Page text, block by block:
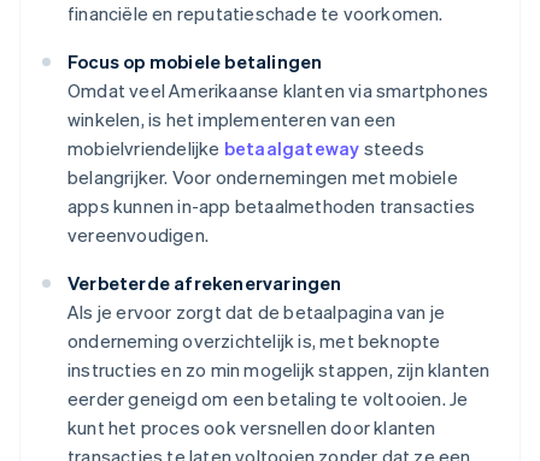
financiële en reputatieschade te voorkomen.
Focus op mobiele betalingen
Omdat veel Amerikaanse klanten via smartphones
winkelen, is het implementeren van een
mobielvriendelijke betaalgateway steeds
belangrijker. Voor ondernemingen met mobiele
apps kunnen in-app betaalmethoden transacties
vereenvoudigen.
Verbeterde afrekenervaringen
Als je ervoor zorgt dat de betaalpagina van je
onderneming overzichtelijk is, met beknopte
instructies en zo min mogelijk stappen, zijn klanten
eerder geneigd om een betaling te voltooien. Je
kunt het proces ook versnellen door klanten